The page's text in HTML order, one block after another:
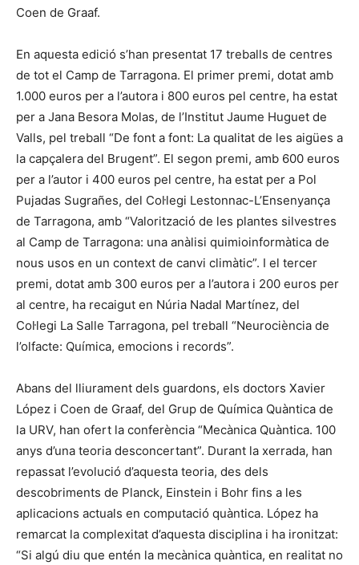
Coen de Graaf.
En aquesta edició s’han presentat 17 treballs de centres
de tot el Camp de Tarragona. El primer premi, dotat amb
1.000 euros per a l’autora i 800 euros pel centre, ha estat
per a Jana Besora Molas, de l’Institut Jaume Huguet de
Valls, pel treball “De font a font: La qualitat de les aigües a
la capçalera del Brugent”. El segon premi, amb 600 euros
per a l’autor i 400 euros pel centre, ha estat per a Pol
Pujadas Sugrañes, del Col·legi Lestonnac-L’Ensenyança
de Tarragona, amb “Valorització de les plantes silvestres
al Camp de Tarragona: una anàlisi quimioinformàtica de
nous usos en un context de canvi climàtic”. I el tercer
premi, dotat amb 300 euros per a l’autora i 200 euros per
al centre, ha recaigut en Núria Nadal Martínez, del
Col·legi La Salle Tarragona, pel treball “Neurociència de
l’olfacte: Química, emocions i records”.
Abans del lliurament dels guardons, els doctors Xavier
López i Coen de Graaf, del Grup de Química Quàntica de
la URV, han ofert la conferència “Mecànica Quàntica. 100
anys d’una teoria desconcertant”. Durant la xerrada, han
repassat l’evolució d’aquesta teoria, des dels
descobriments de Planck, Einstein i Bohr fins a les
aplicacions actuals en computació quàntica. López ha
remarcat la complexitat d’aquesta disciplina i ha ironitzat:
“Si algú diu que entén la mecànica quàntica, en realitat no